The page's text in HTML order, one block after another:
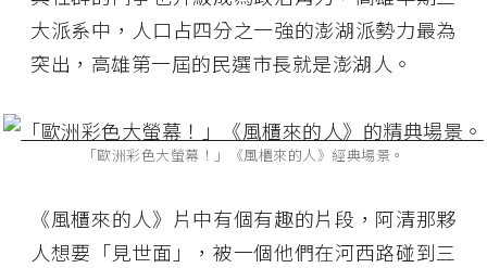
大派系中，人口占四分之一強的澎湖派勢力最為
突出，高雄第一屆的民選市長就是澎湖人。
「歐洲彩色大螢幕！」《風櫃來的人》經典場景。
《風櫃來的人》片中有個有趣的片段，阿清那夥
人想要「見世面」，被一個他們在河西路碰到三